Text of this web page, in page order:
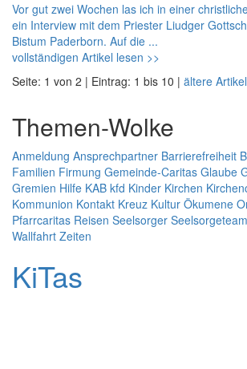
Vor gut zwei Wochen las ich in einer
ein Interview mit dem Priester Liudger
Bistum Paderborn. Auf die ...
vollständigen Artikel lesen >>
Seite: 1 von 2 | Eintrag: 1 bis 10 | ältere
Themen-Wolke
Anmeldung Ansprechpartner Barrierefreiheit
Familien Firmung Gemeinde-Caritas Glaube
Gremien Hilfe KAB kfd Kinder Kirchen
Kommunion Kontakt Kreuz Kultur Ökumene
Pfarrcaritas Reisen Seelsorger Seelsorgeteam
Wallfahrt Zeiten
KiTas